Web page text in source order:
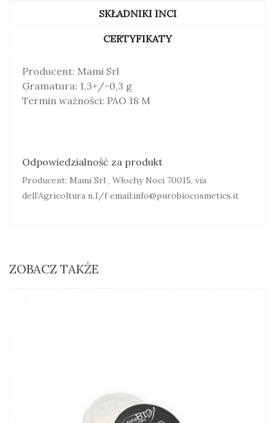
SKŁADNIKI INCI
CERTYFIKATY
Producent: Mami Srl
Gramatura: 1,3+/-0,3 g
Termin ważności: PAO 18 M
Odpowiedzialność za produkt
Producent: Mami Srl , Włochy Noci 70015, via
dell’Agricoltura n.1/f email:info@purobiocosmetics.it
ZOBACZ TAKŻE